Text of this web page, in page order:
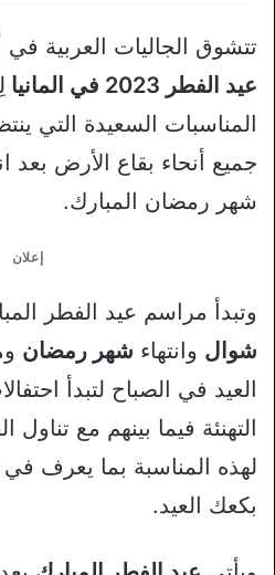
تتشوق الجاليات العربية في
عيد الفطر 2023 في المانيا
المناسبات السعيدة التي
جميع أنحاء بقاع الأرض بعد
شهر رمضان المبارك.
إعلان
وتبدأ مراسم عيد الفطر
شوال وانتهاء شهر رمضان
العيد في الصباح لتبدأ
التهنئة فيما بينهم مع
لهذه المناسبة بما يعرف في
بكعك العيد.